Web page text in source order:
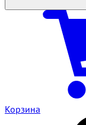
Корзина